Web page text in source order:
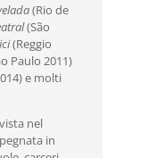
(Rio de
(São
(Reggio
Paulo 2011)
e molti
nel
in